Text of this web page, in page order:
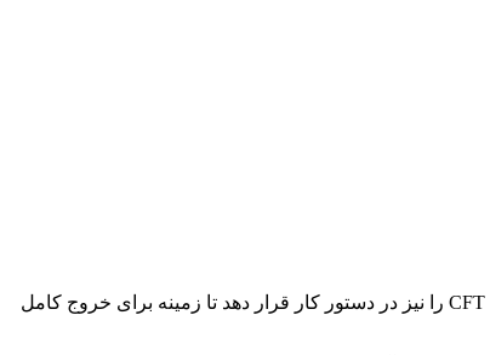
رییس اتاق ایران ضمن قدردانی از ارکان نظام برای تصویب پیوستن به کنوانسیون پالرمو، گفت: انتظار داریم مجمع تشخیص مصلحت نظام، تصویب CFT را نیز در دستور کار قرار دهد تا زمینه برای خروج کامل